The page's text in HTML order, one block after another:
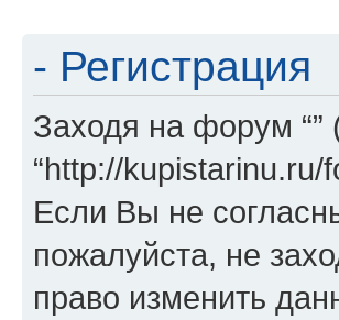
- Регистрация
Заходя на форум
“http://
Если Вы не
пожалуйста, не
право изменить